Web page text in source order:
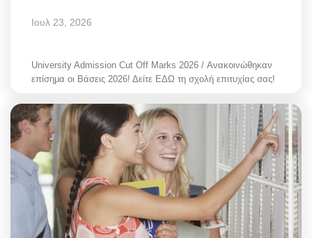
Arts & Culture
Sport
Sustainability
Health
In Pictures
Ιουλ 23, 2026
University Admission Cut Off Marks 2026 / Ανακοινώθηκαν
επίσημα οι Βάσεις 2026! Δείτε ΕΔΩ τη σχολή επιτυχίας σας!